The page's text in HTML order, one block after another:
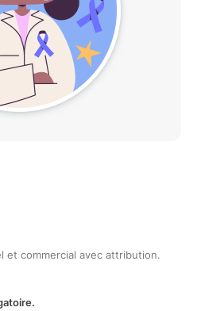
et commercial avec attribution.